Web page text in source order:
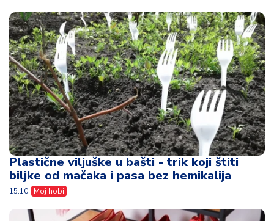
Plastične viljuške u bašti - trik koji štiti
biljke od mačaka i pasa bez hemikalija
15:10 Moj hobi